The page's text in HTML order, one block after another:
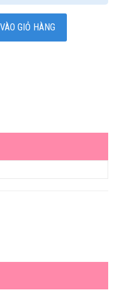
GIỎ HÀNG